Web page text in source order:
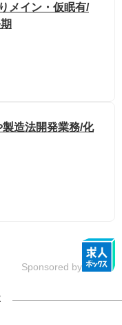
メイン・仮眠有/
造法開発業務/化
Sponsored by